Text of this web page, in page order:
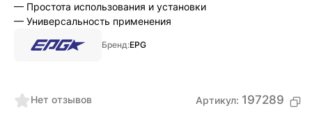
Нет отзывов Артикул: 197289
— Простота использования и установки
— Универсальность применения
Бренд:EPG